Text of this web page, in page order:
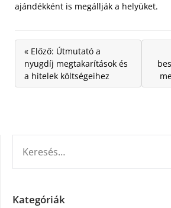
ajándékként is megállják a helyüket.
« Előző: Útmutató a
nyugdíj megtakarítások és
a hitelek költségeihez
Kategóriák